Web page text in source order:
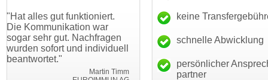
war
Nachfragen
und individuell
"Danke für den schnellen
Transfer und guten Service!"
Thomas Schäfer
i can eckert communication GmbH
"Ich bin
haben. Die
mein
keine
schnelle Abwicklung
persönlicher
partner